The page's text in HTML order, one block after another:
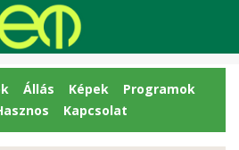
Állás Képek
Programok
Kapcsolat